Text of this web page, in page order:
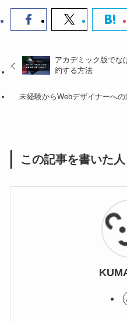
アカデミック版でな
約する方法
未経験からWebデザイナーへ
この記事を書いた人